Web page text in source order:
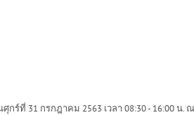
กรกฎาคม 2563 เวลา 08:30 - 16:00 น. ณ